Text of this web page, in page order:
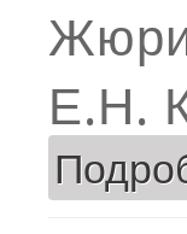
Жюри
Е.Н.